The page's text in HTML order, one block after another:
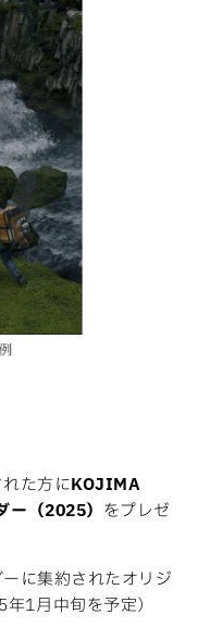
た方にKOJIMA
（2025） をプレゼ
に集約されたオリジ
1月中旬を予定）